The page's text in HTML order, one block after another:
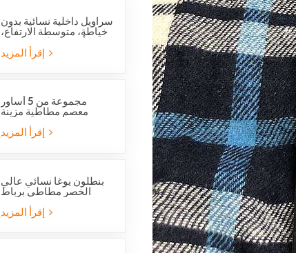
سراويل داخلية نسائية بدون
خياطة، متوسطة الارتفاع،
من أوفرستوك، مصنوعة
من قماش يسمح بمرور
الهواء، لطيفة على البشرة،
مجموعة من 5 أساور
معصم مطاطية مزينة
بالخرز تحمل صورة
القديس بنديكت الكاثوليكي
وميدالية المعجزة
بنطلون يوغا نسائي عالي
الخصر مطاطي برباط
متقاطع وفتحات شبكية من
ستوكلوت